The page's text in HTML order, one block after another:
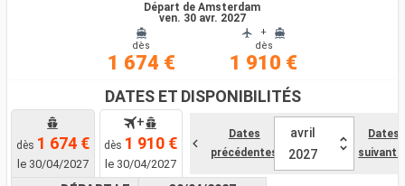
Départ de Amsterdam
ven. 30 avr. 2027
dès
1 674 €
+
dès
1 910 €
DATES ET DISPONIBILITÉS
dès 1 674 €
le 30/04/2027
+
dès 1 910 €
le 30/04/2027
Dates
précédentes
avril
2027
Dates
Compagnies
Rechercher